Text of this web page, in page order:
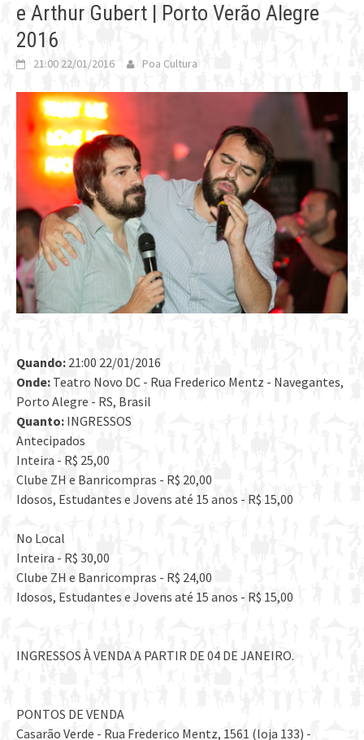
e Arthur Gubert | Porto Verão Alegre
2016
21:00 22/01/2016 Poa Cultura
Quando: 21:00 22/01/2016
Onde: Teatro Novo DC - Rua Frederico Mentz - Navegantes,
Porto Alegre - RS, Brasil
Quanto: INGRESSOS
Antecipados
Inteira - R$ 25,00
Clube ZH e Banricompras - R$ 20,00
Idosos, Estudantes e Jovens até 15 anos - R$ 15,00
No Local
Inteira - R$ 30,00
Clube ZH e Banricompras - R$ 24,00
Idosos, Estudantes e Jovens até 15 anos - R$ 15,00
INGRESSOS À VENDA A PARTIR DE 04 DE JANEIRO.
PONTOS DE VENDA
Casarão Verde - Rua Frederico Mentz, 1561 (loja 133) -